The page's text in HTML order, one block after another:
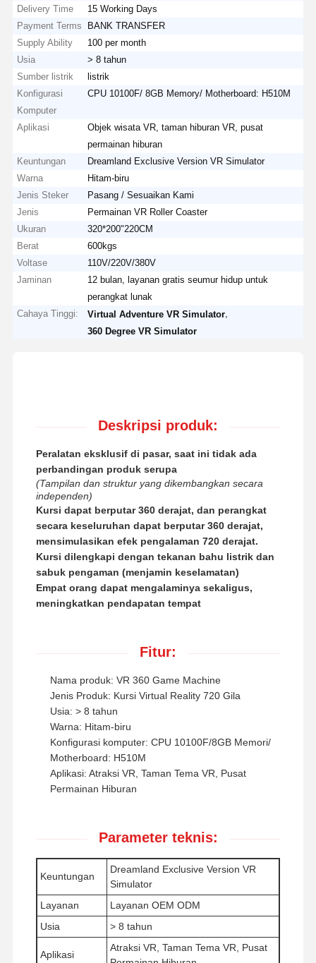
Rumah Produk
Delivery Time
15 Working Days
Payment Terms
BANK TRANSFER
Supply Ability
100 per month
Usia
> 8 tahun
Sumber listrik
listrik
Konfigurasi
Komputer
CPU 10100F/ 8GB Memory/ Motherboard: H510M
Aplikasi
Objek wisata VR, taman hiburan VR, pusat
permainan hiburan
Keuntungan
Dreamland Exclusive Version VR Simulator
Warna
Hitam-biru
Jenis Steker
Pasang / Sesuaikan Kami
Jenis
Permainan VR Roller Coaster
Ukuran
320*200"220CM
Berat
600kgs
Voltase
110V/220V/380V
Jaminan
12 bulan, layanan gratis seumur hidup untuk
perangkat lunak
Cahaya Tinggi:
Virtual Adventure VR Simulator
360 Degree VR Simulator
Deskripsi produk:
Peralatan eksklusif di pasar, saat ini tidak ada
perbandingan produk serupa
(Tampilan dan struktur yang dikembangkan secara
independen)
Kursi dapat berputar 360 derajat, dan perangkat
secara keseluruhan dapat berputar 360 derajat,
mensimulasikan efek pengalaman 720 derajat.
Kursi dilengkapi dengan tekanan bahu listrik dan
sabuk pengaman (menjamin keselamatan)
Empat orang dapat mengalaminya sekaligus,
meningkatkan pendapatan tempat
Fitur:
Nama produk: VR 360 Game Machine
Jenis Produk: Kursi Virtual Reality 720 Gila
Usia: > 8 tahun
Warna: Hitam-biru
Konfigurasi komputer: CPU 10100F/8GB Memori/
Motherboard: H510M
Aplikasi: Atraksi VR, Taman Tema VR, Pusat
Permainan Hiburan
Parameter teknis:
Keuntungan
Dreamland Exclusive Version VR
Simulator
Layanan
Layanan OEM ODM
Usia
> 8 tahun
Aplikasi
Atraksi VR, Taman Tema VR, Pusat